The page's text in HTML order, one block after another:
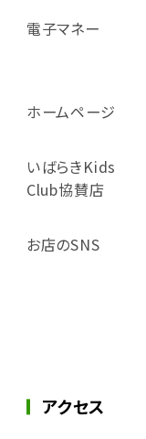
電子マネー
ホームページ
いばらきKids
Club協賛店
お店のSNS
アクセス